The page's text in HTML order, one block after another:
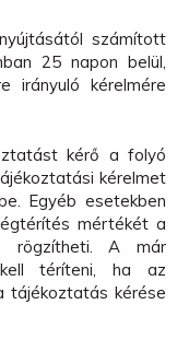
számított
25 napon belül,
irányuló kérelmére
kérő a folyó
kérelmet
Egyéb esetekben
mértékét a
rögzítheti. A már
téríteni, ha az
tájékoztatás kérése